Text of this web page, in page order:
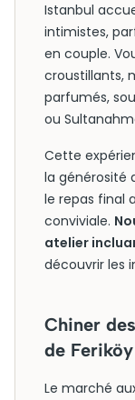
Istanbul
intimistes,
en couple.
croustillants,
parfumés,
ou
Cette
la générosité
le repas final
conviviale.
atelier
découvrir les
Chiner
de Feriköy
Le marché